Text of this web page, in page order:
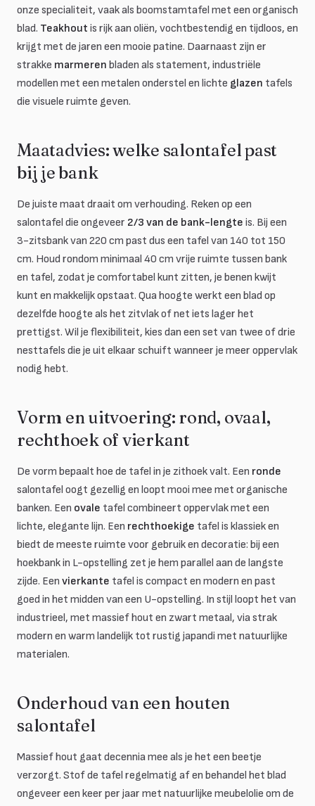
onze specialiteit, vaak als boomstamtafel met een organisch
blad. Teakhout is rijk aan oliën, vochtbestendig en tijdloos, en
krijgt met de jaren een mooie patine. Daarnaast zijn er
strakke marmeren bladen als statement, industriële
modellen met een metalen onderstel en lichte glazen tafels
die visuele ruimte geven.
Maatadvies: welke salontafel past
bij je bank
De juiste maat draait om verhouding. Reken op een
salontafel die ongeveer 2/3 van de bank-lengte is. Bij een
3-zitsbank van 220 cm past dus een tafel van 140 tot 150
cm. Houd rondom minimaal 40 cm vrije ruimte tussen bank
en tafel, zodat je comfortabel kunt zitten, je benen kwijt
kunt en makkelijk opstaat. Qua hoogte werkt een blad op
dezelfde hoogte als het zitvlak of net iets lager het
prettigst. Wil je flexibiliteit, kies dan een set van twee of drie
nesttafels die je uit elkaar schuift wanneer je meer oppervlak
nodig hebt.
Vorm en uitvoering: rond, ovaal,
rechthoek of vierkant
De vorm bepaalt hoe de tafel in je zithoek valt. Een ronde
salontafel oogt gezellig en loopt mooi mee met organische
banken. Een ovale tafel combineert oppervlak met een
lichte, elegante lijn. Een rechthoekige tafel is klassiek en
biedt de meeste ruimte voor gebruik en decoratie: bij een
hoekbank in L-opstelling zet je hem parallel aan de langste
zijde. Een vierkante tafel is compact en modern en past
goed in het midden van een U-opstelling. In stijl loopt het van
industrieel, met massief hout en zwart metaal, via strak
modern en warm landelijk tot rustig japandi met natuurlijke
materialen.
Onderhoud van een houten
salontafel
Massief hout gaat decennia mee als je het een beetje
verzorgt. Stof de tafel regelmatig af en behandel het blad
ongeveer een keer per jaar met natuurlijke meubelolie om de